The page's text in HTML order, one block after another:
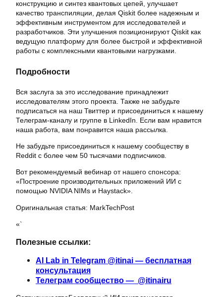
конструкцию и синтез квантовых цепей, улучшает
качество транспиляции, делая Qiskit более надежным и
эффективным инструментом для исследователей и
разработчиков. Эти улучшения позиционируют Qiskit как
ведущую платформу для более быстрой и эффективной
работы с комплексными квантовыми нагрузками.
Подробности
Вся заслуга за это исследование принадлежит
исследователям этого проекта. Также не забудьте
подписаться на наш Твиттер и присоединиться к нашему
Телеграм-каналу и группе в LinkedIn. Если вам нравится
наша работа, вам понравится наша рассылка.
Не забудьте присоединиться к нашему сообществу в
Reddit с более чем 50 тысячами подписчиков.
Вот рекомендуемый вебинар от нашего спонсора:
«Построение производительных приложений ИИ с
помощью NVIDIA NIMs и Haystack».
Оригинальная статья: MarkTechPost
«`
Полезные ссылки:
AI Lab in Telegram @itinai — бесплатная
консультация
Телеграм сообщество — @itinairu